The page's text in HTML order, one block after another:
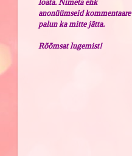
loata. Nimeta ehk
anonüümseid kommentaare
palun ka mitte jätta.
Rõõmsat lugemist!